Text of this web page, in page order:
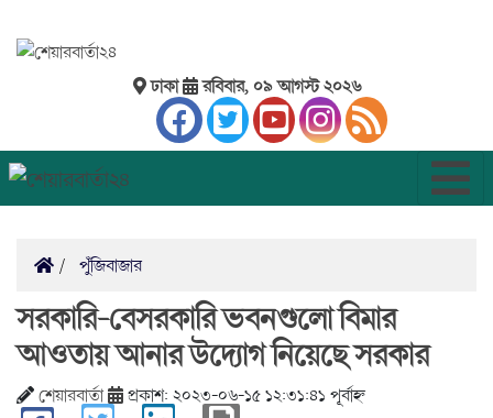
ঢাকা রবিবার, ০৯ আগস্ট ২০২৬
পুঁজিবাজার
সরকারি-বেসরকারি ভবনগুলো বিমার
আওতায় আনার উদ‌্যোগ নিয়েছে সরকার
শেয়ারবার্তা প্রকাশ: ২০২৩-০৬-১৫ ১২:৩১:৪১ পূর্বাহ্ন